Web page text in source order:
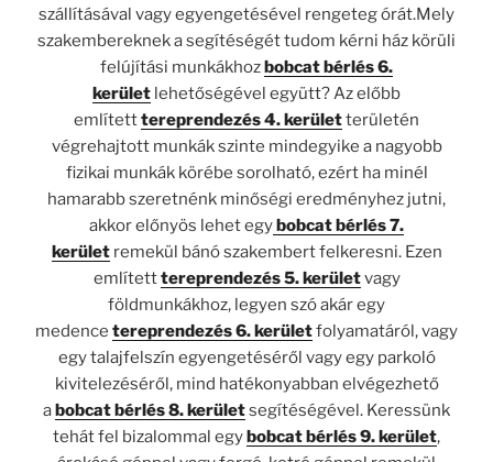
szállításával vagy egyengetésével rengeteg órát.Mely
szakembereknek a segítéségét tudom kérni ház körüli
felújítási munkákhozbobcat bérlés 6.
kerület lehetőségével együtt? Az előbb
említetttereprendezés 4. kerületterületén
végrehajtott munkák szinte mindegyike a nagyobb
fizikai munkák körébe sorolható, ezért ha minél
hamarabb szeretnénk minőségi eredményhez jutni,
akkor előnyös lehet egybobcat bérlés 7.
kerületremekül bánó szakembert felkeresni. Ezen
említetttereprendezés 5. kerületvagy
földmunkákhoz, legyen szó akár egy
medence tereprendezés 6. kerületfolyamatáról, vagy
egy talajfelszín egyengetéséről vagy egy parkoló
kivitelezéséről, mind hatékonyabban elvégezhető
abobcat bérlés 8. kerületsegítéségével. Keressünk
tehát fel bizalommal egybobcat bérlés 9. kerület,